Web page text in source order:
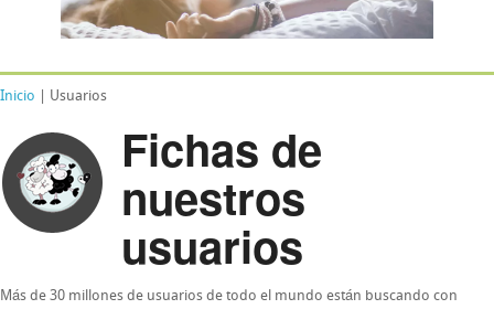
Inicio | Usuarios
Fichas de
nuestros
usuarios
Más de 30 millones de usuarios de todo el mundo están buscando con